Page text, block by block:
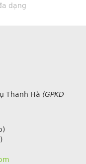
dạng
Thanh Hà (GPKD